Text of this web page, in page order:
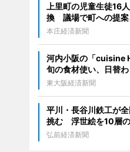
上里町の児童生徒16
換 議場で町への提案
本庄経済新聞
河内小阪の「cuisine
旬の食材使い、日替
東大阪経済新聞
平川・長谷川鉄工が
挑む 浮世絵を10層
弘前経済新聞